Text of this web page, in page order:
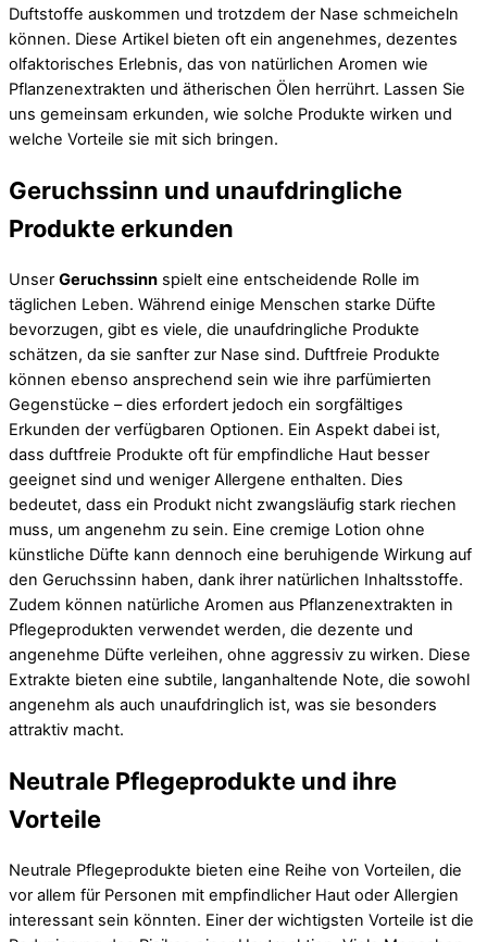
Duftstoffe auskommen und trotzdem der Nase schmeicheln
können. Diese Artikel bieten oft ein angenehmes, dezentes
olfaktorisches Erlebnis, das von natürlichen Aromen wie
Pflanzenextrakten und ätherischen Ölen herrührt. Lassen Sie
uns gemeinsam erkunden, wie solche Produkte wirken und
welche Vorteile sie mit sich bringen.
Geruchssinn und unaufdringliche
Produkte erkunden
Unser Geruchssinn spielt eine entscheidende Rolle im
täglichen Leben. Während einige Menschen starke Düfte
bevorzugen, gibt es viele, die unaufdringliche Produkte
schätzen, da sie sanfter zur Nase sind. Duftfreie Produkte
können ebenso ansprechend sein wie ihre parfümierten
Gegenstücke – dies erfordert jedoch ein sorgfältiges
Erkunden der verfügbaren Optionen. Ein Aspekt dabei ist,
dass duftfreie Produkte oft für empfindliche Haut besser
geeignet sind und weniger Allergene enthalten. Dies
bedeutet, dass ein Produkt nicht zwangsläufig stark riechen
muss, um angenehm zu sein. Eine cremige Lotion ohne
künstliche Düfte kann dennoch eine beruhigende Wirkung auf
den Geruchssinn haben, dank ihrer natürlichen Inhaltsstoffe.
Zudem können natürliche Aromen aus Pflanzenextrakten in
Pflegeprodukten verwendet werden, die dezente und
angenehme Düfte verleihen, ohne aggressiv zu wirken. Diese
Extrakte bieten eine subtile, langanhaltende Note, die sowohl
angenehm als auch unaufdringlich ist, was sie besonders
attraktiv macht.
Neutrale Pflegeprodukte und ihre
Vorteile
Neutrale Pflegeprodukte bieten eine Reihe von Vorteilen, die
vor allem für Personen mit empfindlicher Haut oder Allergien
interessant sein könnten. Einer der wichtigsten Vorteile ist die